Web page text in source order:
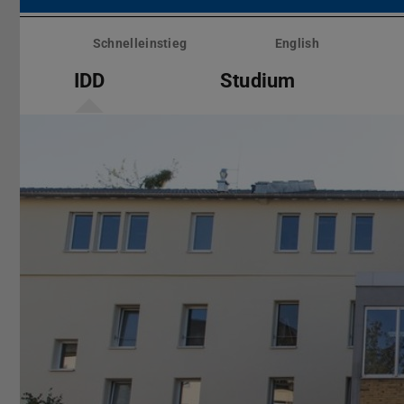
Menü
überspringenSchnelleinstieg English
IDD Studium